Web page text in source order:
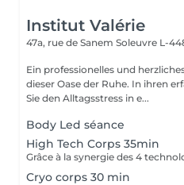
Institut Valérie
47a, rue de Sanem Soleuvre L-
Ein professionelles und
dieser Oase der Ruhe. In ihren
Sie den Alltagsstress in e...
Body Led séance
High Tech Corps 35min
Cryo corps 30 min